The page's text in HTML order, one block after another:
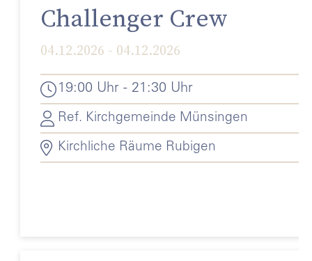
Challenger Crew
04.12.2026 - 04.12.2026
19:00 Uhr - 21:30 Uhr
Ref. Kirchgemeinde Münsingen
Kirchliche Räume Rubigen